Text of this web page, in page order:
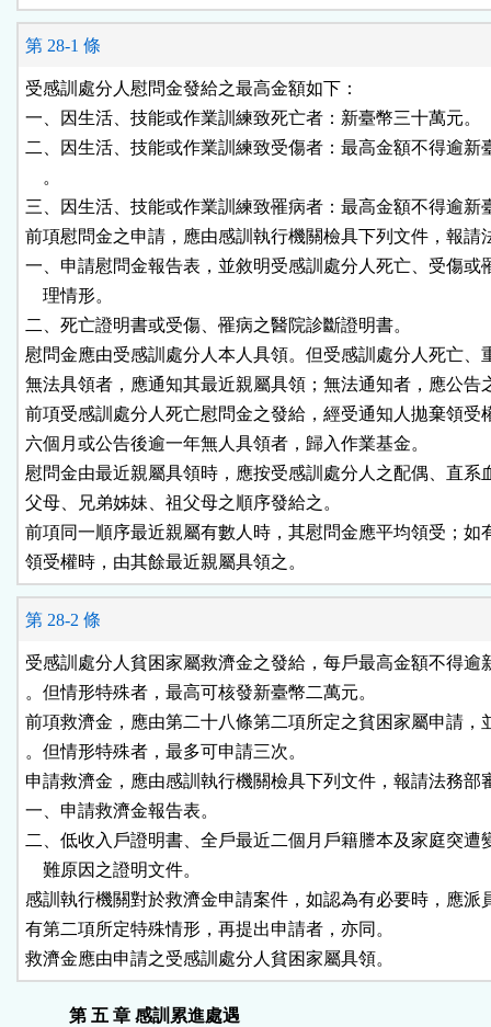
第 28-1 條
受感訓處分人慰問金發給之最高金額如下：
一、因生活、技能或作業訓練致死亡者：新臺幣三十萬元。
二、因生活、技能或作業訓練致受傷者：最高金額不得逾新
    。
三、因生活、技能或作業訓練致罹病者：最高金額不得逾新
前項慰問金之申請，應由感訓執行機關檢具下列文件，報請
一、申請慰問金報告表，並敘明受感訓處分人死亡、受傷或
    理情形。
二、死亡證明書或受傷、罹病之醫院診斷證明書。
慰問金應由受感訓處分人本人具領。但受感訓處分人死亡、
無法具領者，應通知其最近親屬具領；無法通知者，應公告
前項受感訓處分人死亡慰問金之發給，經受通知人拋棄領受
六個月或公告後逾一年無人具領者，歸入作業基金。
慰問金由最近親屬具領時，應按受感訓處分人之配偶、直系
父母、兄弟姊妹、祖父母之順序發給之。
前項同一順序最近親屬有數人時，其慰問金應平均領受；如
第 28-2 條
受感訓處分人貧困家屬救濟金之發給，每戶最高金額不得逾
。但情形特殊者，最高可核發新臺幣二萬元。
前項救濟金，應由第二十八條第二項所定之貧困家屬申請，
。但情形特殊者，最多可申請三次。
申請救濟金，應由感訓執行機關檢具下列文件，報請法務部
一、申請救濟金報告表。
二、低收入戶證明書、全戶最近二個月戶籍謄本及家庭突遭
    難原因之證明文件。
感訓執行機關對於救濟金申請案件，如認為有必要時，應派
有第二項所定特殊情形，再提出申請者，亦同。
第 五 章 感訓累進處遇